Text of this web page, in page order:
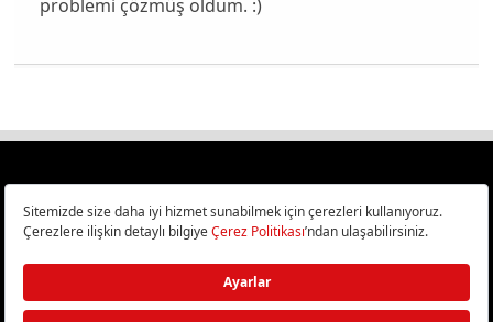
problemi çözmüş oldum. :)
Türkiye
Bilişim ve Teknoloji Haberleri CHIP Online’da!